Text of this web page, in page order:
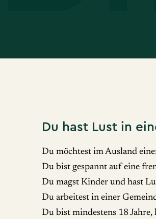
Du hast Lust in
Du möchtest im Ausland
Du bist gespannt auf eine
Du magst Kinder und hast
Du arbeitest in einer
Du bist mindestens 18